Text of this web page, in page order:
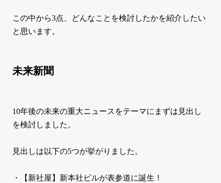
この中から3点、どんなことを検討したかを紹介したい
と思います。
未来新聞
10年後の未来の重大ニュースをテーマにまずは見出し
を検討しました。
見出しは以下の5つが挙がりました。
・【新社屋】新本社ビルが表参道に誕生！